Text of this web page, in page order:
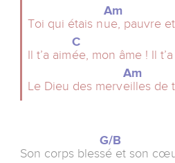
Am
Toi qui étais nue, pauvre
C
Il t’a aimée, mon âme ! Il
Am
Le Dieu des merveilles de
G/B
Son corps blessé et son